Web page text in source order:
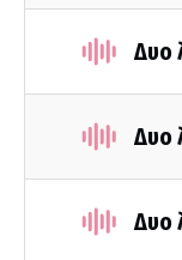
Δυο
Δυο
Δυο